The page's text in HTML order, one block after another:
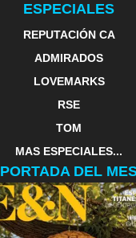
ESPECIALES
REPUTACIÓN CA
ADMIRADOS
LOVEMARKS
RSE
TOM
MAS ESPECIALES...
PORTADA DEL